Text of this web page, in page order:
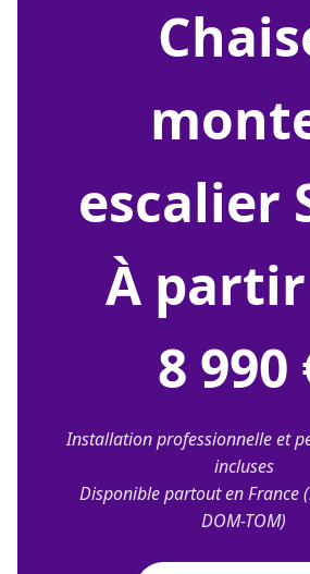
chaise
escalier
À
8 990
Installation professionnelle et
incluses
Disponible partout en France
DOM-TOM)